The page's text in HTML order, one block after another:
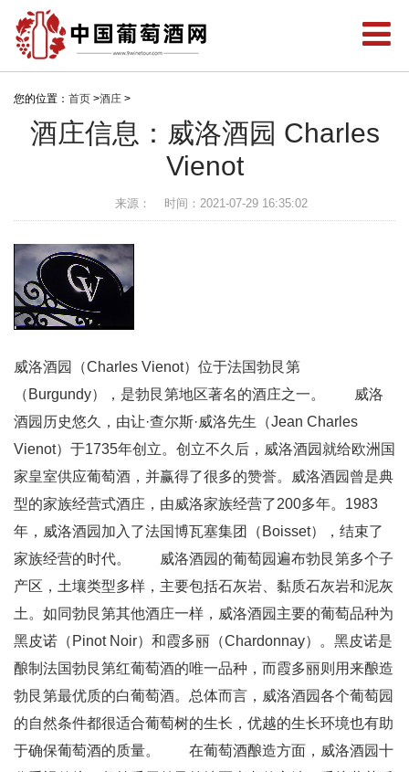
您的位置： 首页 >酒庄 >
酒庄信息：威洛酒园 Charles
Vienot
来源： 时间：2021-07-29 16:35:02
威洛酒园（Charles Vienot）位于法国勃艮第
（Burgundy），是勃艮第地区著名的酒庄之一。 威洛
酒园历史悠久，由让·查尔斯·威洛先生（Jean Charles
Vienot）于1735年创立。创立不久后，威洛酒园就给欧洲国
家皇室供应葡萄酒，并赢得了很多的赞誉。威洛酒园曾是典
型的家族经营式酒庄，由威洛家族经营了200多年。1983
年，威洛酒园加入了法国博瓦塞集团（Boisset），结束了
家族经营的时代。 威洛酒园的葡萄园遍布勃艮第多个子
产区，土壤类型多样，主要包括石灰岩、黏质石灰岩和泥灰
土。如同勃艮第其他酒庄一样，威洛酒园主要的葡萄品种为
黑皮诺（Pinot Noir）和霞多丽（Chardonnay）。黑皮诺是
酿制法国勃艮第红葡萄酒的唯一品种，而霞多丽则用来酿造
勃艮第最优质的白葡萄酒。总体而言，威洛酒园各个葡萄园
的自然条件都很适合葡萄树的生长，优越的生长环境也有助
于确保葡萄酒的质量。 在葡萄酒酿造方面，威洛酒园十